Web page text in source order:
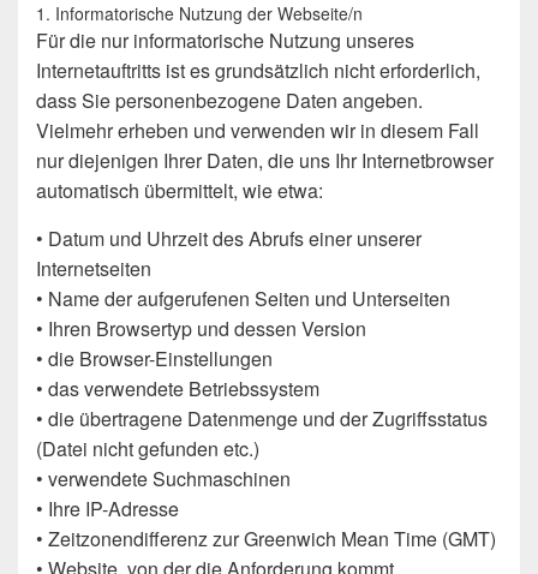
1. Informatorische Nutzung der Webseite/n
Für die nur informatorische Nutzung unseres
Internetauftritts ist es grundsätzlich nicht erforderlich,
dass Sie personenbezogene Daten angeben.
Vielmehr erheben und verwenden wir in diesem Fall
nur diejenigen Ihrer Daten, die uns Ihr Internetbrowser
automatisch übermittelt, wie etwa:
• Datum und Uhrzeit des Abrufs einer unserer
Internetseiten
• Name der aufgerufenen Seiten und Unterseiten
• Ihren Browsertyp und dessen Version
• die Browser-Einstellungen
• das verwendete Betriebssystem
• die übertragene Datenmenge und der Zugriffsstatus
(Datei nicht gefunden etc.)
• verwendete Suchmaschinen
• Ihre IP-Adresse
• Zeitzonendifferenz zur Greenwich Mean Time (GMT)